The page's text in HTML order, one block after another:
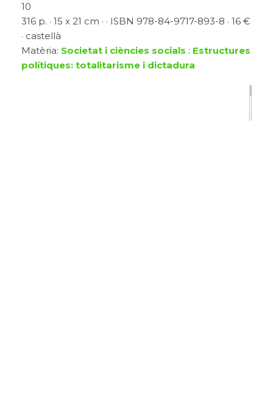
10
316 p. · 15 x 21 cm · · ISBN 978-84-9717-893-8 · 16 €
· castellà
Matèria: Societat i ciències socials : Estructures
polítiques: totalitarisme i dictadura